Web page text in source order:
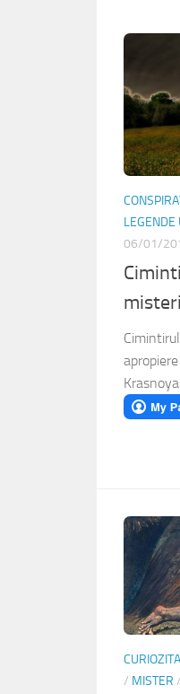
LEGENDE
06/01/
/ MISTER /